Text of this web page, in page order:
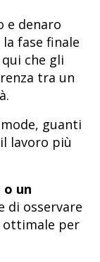
e denaro
fase finale
che gli
tra un
guanti
lavoro più
un
di osservare
ottimale per